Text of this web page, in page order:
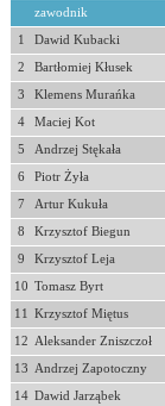
zawodnik
1 Dawid Kubacki
2 Bartłomiej Kłusek
3 Klemens Murańka
4 Maciej Kot
5 Andrzej Stękała
6 Piotr Żyła
7 Artur Kukuła
8 Krzysztof Biegun
9 Krzysztof Leja
10 Tomasz Byrt
11 Krzysztof Miętus
12 Aleksander Zniszczoł
13 Andrzej Zapotoczny
14 Dawid Jarząbek